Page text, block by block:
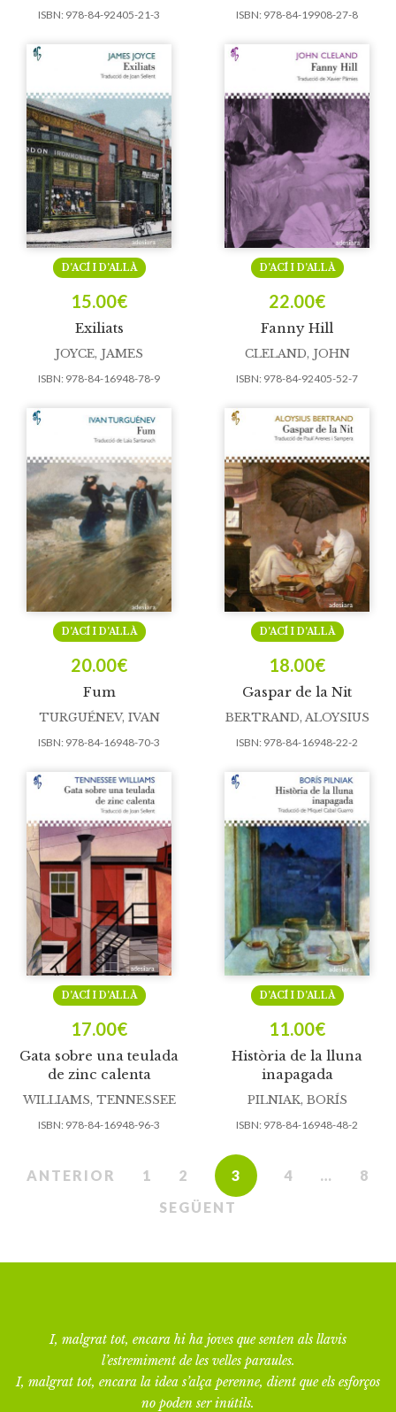
ISBN: 978-84-92405-21-3 ISBN: 978-84-19908-27-8
Exiliats
D’ACÍ I D’ALLÀ
15.00€
JOYCE, JAMES
ISBN: 978-84-16948-78-9
Fanny Hill
D’ACÍ I D’ALLÀ
22.00€
CLELAND, JOHN
ISBN: 978-84-92405-52-7
Fum
D’ACÍ I D’ALLÀ
20.00€
TURGUÉNEV, IVAN
ISBN: 978-84-16948-70-3
Gaspar de la Nit
D’ACÍ I D’ALLÀ
18.00€
BERTRAND, ALOYSIUS
ISBN: 978-84-16948-22-2
Gata sobre una teulada
de zinc calenta
D’ACÍ I D’ALLÀ
17.00€
WILLIAMS, TENNESSEE
ISBN: 978-84-16948-96-3
Història de la lluna
inapagada
D’ACÍ I D’ALLÀ
11.00€
PILNIAK, BORÍS
ISBN: 978-84-16948-48-2
ANTERIOR 1 2 3 4 …
8
SEGÜENT
I, malgrat tot, encara hi ha joves que senten als llavis
l’estremiment de les velles paraules.
I, malgrat tot, encara la idea s’alça perenne, dient que els esforços
no poden ser inútils.